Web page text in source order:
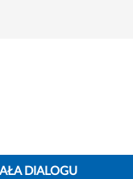
DIALOGU